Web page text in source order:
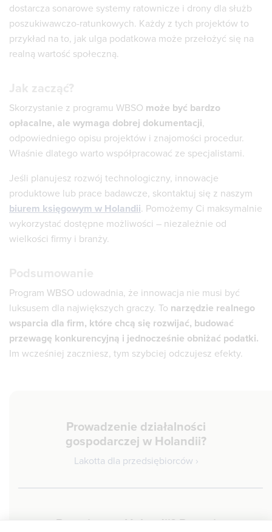
dostarcza sonarowe systemy ratownicze i drony dla służb
poszukiwawczo-ratunkowych. Każdy z tych projektów to
przykład na to, jak ulga podatkowa może przełożyć się na
realną wartość społeczną.
Skorzystanie z programu WBSO może być bardzo
opłacalne, ale wymaga dobrej dokumentacji,
odpowiedniego opisu projektów i znajomości procedur.
Właśnie dlatego warto współpracować ze specjalistami.
Jeśli planujesz rozwój technologiczny, innowacje
produktowe lub prace badawcze, skontaktuj się z naszym
biurem księgowym w Holandii. Pomożemy Ci maksymalnie
wykorzystać dostępne możliwości – niezależnie od
wielkości firmy i branży.
Program WBSO udowadnia, że innowacja nie musi być
luksusem dla największych graczy. To narzędzie realnego
wsparcia dla firm, które chcą się rozwijać, budować
przewagę konkurencyjną i jednocześnie obniżać podatki.
Im wcześniej zaczniesz, tym szybciej odczujesz efekty.
Prowadzenie działalności
gospodarczej w Holandii?
Lakotta dla przedsiębiorców ›
Pracujesz w Holandii? Poznaj